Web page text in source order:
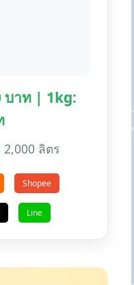
บาท | 1kg:
ลิตร
Shopee
Line